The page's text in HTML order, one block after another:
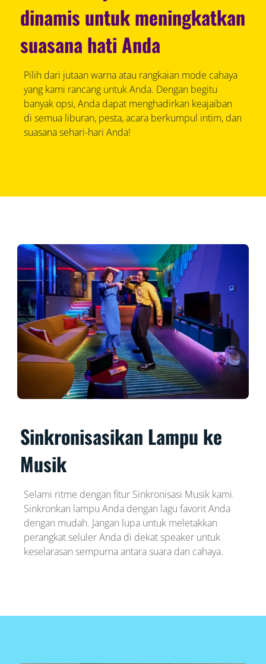
dinamis untuk meningkatkan
suasana hati Anda
Pilih dari jutaan warna atau rangkaian mode cahaya
yang kami rancang untuk Anda. Dengan begitu
banyak opsi, Anda dapat menghadirkan keajaiban
di semua liburan, pesta, acara berkumpul intim, dan
suasana sehari-hari Anda!
Sinkronisasikan Lampu ke
Musik
Selami ritme dengan fitur Sinkronisasi Musik kami.
Sinkronkan lampu Anda dengan lagu favorit Anda
dengan mudah. Jangan lupa untuk meletakkan
perangkat seluler Anda di dekat speaker untuk
keselarasan sempurna antara suara dan cahaya.